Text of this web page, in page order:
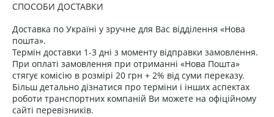
СПОСОБИ ДОСТАВКИ
Доставка по Україні у зручне для Вас відділення «Нова
пошта».
Термін доставки 1-3 дні з моменту відправки замовлення.
При оплаті замовлення при отриманні «Нова Пошта»
стягує комісію в розмірі 20 грн + 2% від суми переказу.
Більш детально дізнатися про терміни і інших аспектах
роботи транспортних компаній Ви можете на офіційному
сайті перевізників.